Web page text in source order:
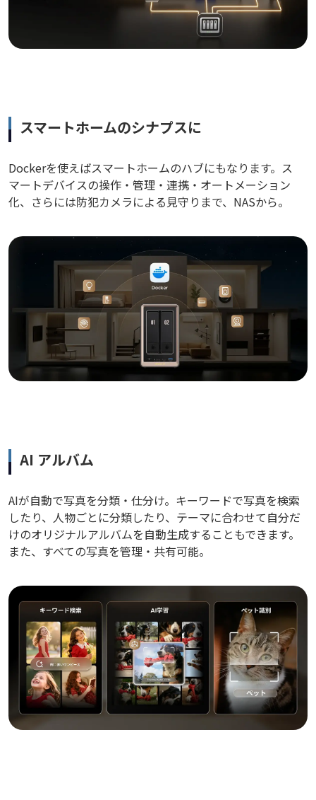
スマートホームのシナプスに
Dockerを使えばスマートホームのハブにもなります。ス
マートデバイスの操作・管理・連携・オートメーション
化、さらには防犯カメラによる見守りまで、NASから。
AI アルバム
AIが自動で写真を分類・仕分け。キーワードで写真を検索
したり、人物ごとに分類したり、テーマに合わせて自分だ
けのオリジナルアルバムを自動生成することもできます。
また、すべての写真を管理・共有可能。